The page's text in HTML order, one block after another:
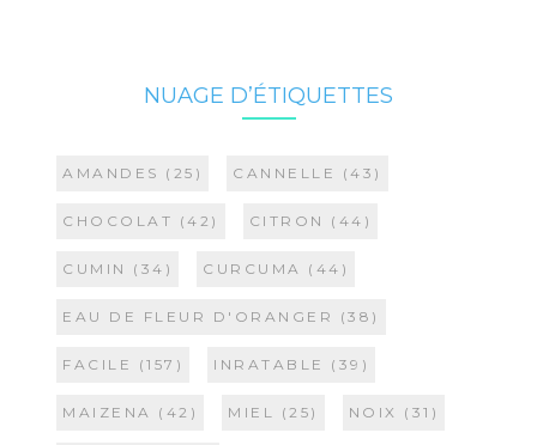
NUAGE D’ÉTIQUETTES
AMANDES (25) CANNELLE (43)
CHOCOLAT (42) CITRON (44)
CUMIN (34) CURCUMA (44)
EAU DE FLEUR D'ORANGER (38)
FACILE (157) INRATABLE (39)
MAIZENA (42) MIEL (25) NOIX (31)